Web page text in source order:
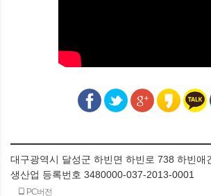
대구광역시 달성군 하빈면 하빈로 738 하빈애
생산업 등록번호 3480000-037-2013-0001
PC버전